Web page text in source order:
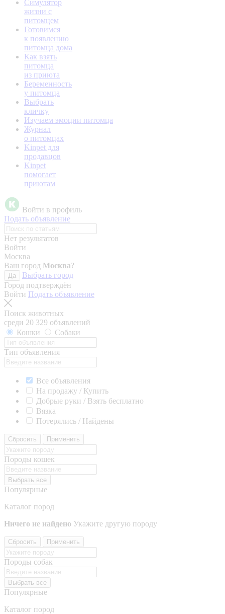
Симулятор
жизни с
питомцем
Готовимся
к появлению
питомца дома
Как взять
питомца
из приюта
Беременность
у питомца
Выбрать
кличку
Изучаем эмоции питомца
Журнал
о питомцах
Kinpet для
продавцов
Kinpet
помогает
приютам
Войти в профиль
Подать объявление
Нет результатов
Войти
Москва
Ваш город Москва?
Да
Выбрать город
Город подтверждён
Войти Подать объявление
Поиск животных
среди 20 329 объявлений
Кошки
Собаки
Тип объявления
Все объявления
На продажу / Купить
Добрые руки / Взять бесплатно
Вязка
Потерялись / Найдены
Сбросить Применить
Породы кошек
Выбрать все
Популярные
Каталог пород
Ничего не найдено Укажите другую породу
Сбросить Применить
Породы собак
Выбрать все
Популярные
Каталог пород